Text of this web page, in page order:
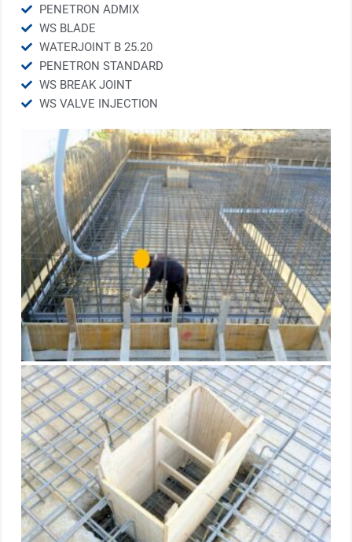
PENETRON ADMIX
WS BLADE
WATERJOINT B 25.20
PENETRON STANDARD
WS BREAK JOINT
WS VALVE INJECTION